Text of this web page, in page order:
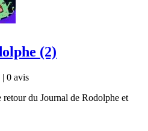
(2)
| 0 avis
du Journal de Rodolphe et